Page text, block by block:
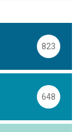
823
648